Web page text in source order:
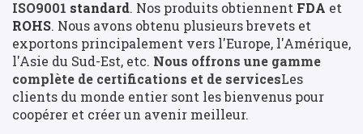
ISO9001 standard. Nos produits obtiennent FDA et
ROHS. Nous avons obtenu plusieurs brevets et
exportons principalement vers l'Europe, l'Amérique,
l'Asie du Sud-Est, etc. Nous offrons une gamme
complète de certifications et de servicesLes
clients du monde entier sont les bienvenus pour
coopérer et créer un avenir meilleur.